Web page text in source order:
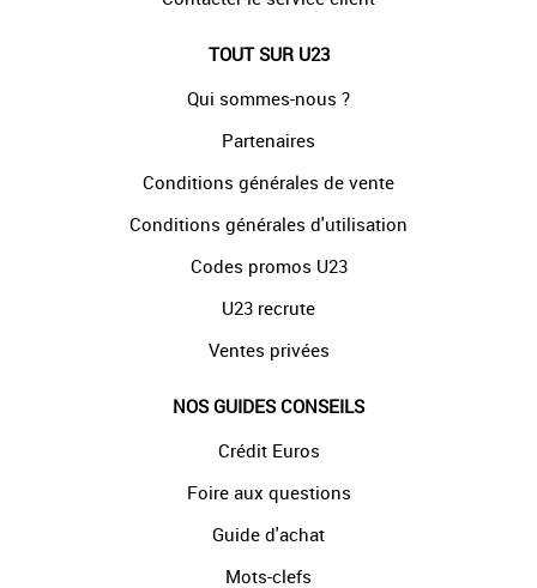
TOUT SUR U23
Qui sommes-nous ?
Partenaires
Conditions générales de vente
Conditions générales d'utilisation
Codes promos U23
U23 recrute
Ventes privées
NOS GUIDES CONSEILS
Crédit Euros
Foire aux questions
Guide d'achat
Mots-clefs